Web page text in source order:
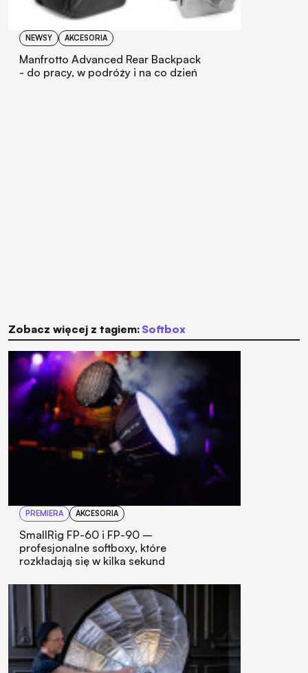
NEWSY AKCESORIA
Manfrotto Advanced Rear Backpack
- do pracy, w podróży i na co dzień
Zobacz więcej z tagiem: softbox
PREMIERA AKCESORIA
SmallRig FP-60 i FP-90 –
profesjonalne softboxy, które
rozkładają się w kilka sekund